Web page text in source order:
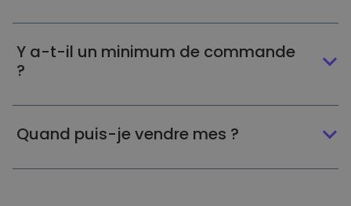
Y a-t-il un minimum de commande
?
Quand puis-je vendre mes ?